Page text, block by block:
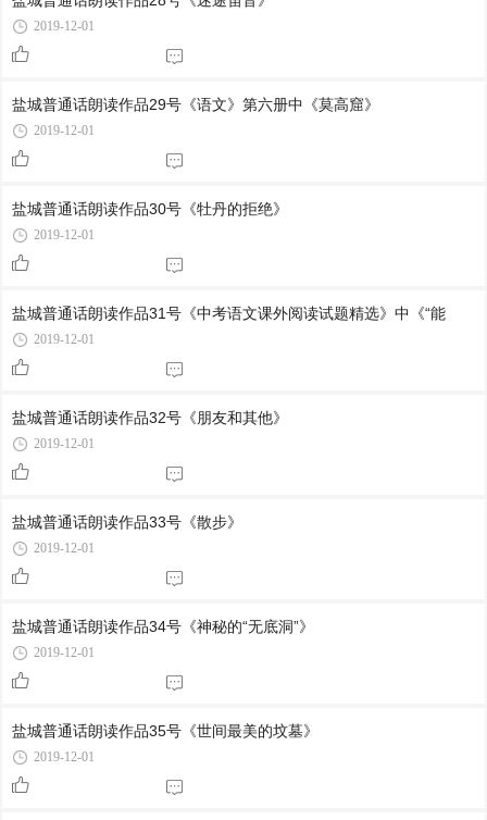
2019-12-01
盐城普通话朗读作品29号《语文》第六册中《莫高窟》
2019-12-01
盐城普通话朗读作品30号《牡丹的拒绝》
2019-12-01
盐城普通话朗读作品31号《中考语文课外阅读试题精选》中《“能
2019-12-01
盐城普通话朗读作品32号《朋友和其他》
2019-12-01
盐城普通话朗读作品33号《散步》
2019-12-01
盐城普通话朗读作品34号《神秘的“无底洞”》
2019-12-01
盐城普通话朗读作品35号《世间最美的坟墓》
2019-12-01